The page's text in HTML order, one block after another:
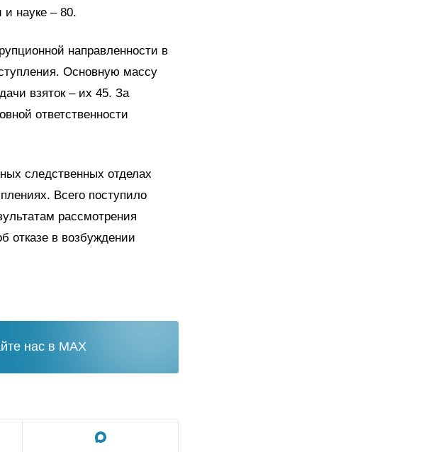
науке – 80.
направленности в
Основную массу
взяток – их 45. За
ответственности
следственных отделах
Всего поступило
рассмотрения
отказе в возбуждении
нас в MAX